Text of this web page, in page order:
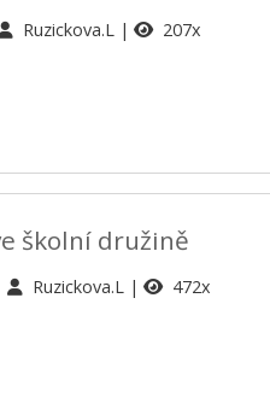
Ruzickova.L 207x
školní družině
Ruzickova.L 472x